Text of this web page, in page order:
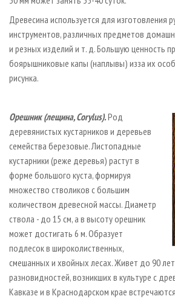
Древесина используется для изготовления
инструментов, различных предметов
и резных изделий и т. д. Большую ценность
боярышниковые капы (наплывы) из­за их
рисунка.
Орешник (лещина, Corylus).Род
деревянистых кустарников и деревьев
семейства березовые. Листопадные
кустарники (реже деревья) растут в
форме большого куста, формируя
множество стволиков с большим
количеством древесной массы. Диаметр
ствола - до 15 см, а в высоту орешник
может достигать 6 м. Образует
подлесок в широколиственных,
смешанных и хвойных лесах. Живет до 90
разновидностей, возникших в культуре с
Кавказе и в Краснодарском крае